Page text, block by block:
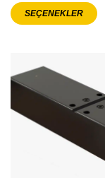
SEÇENEKLER